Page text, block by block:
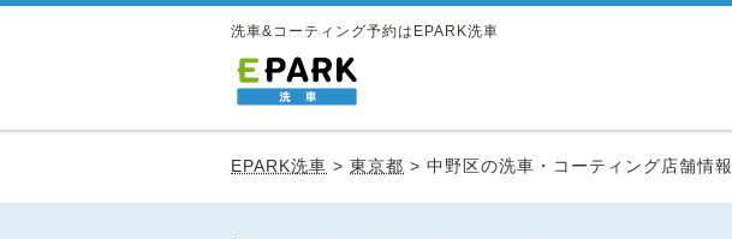
洗車&コーティング予約はEPARK洗車
EPARK洗車 > 東京都 > 中野区の洗車・コーティング店舗情報